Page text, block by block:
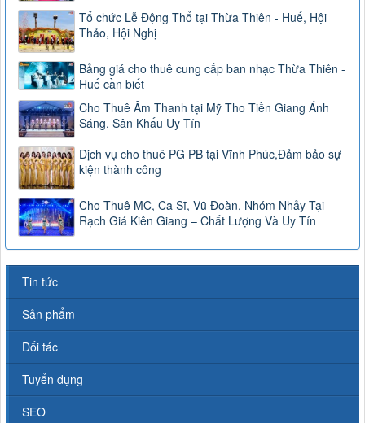
Tổ chức Lễ Động Thổ tại Thừa Thiên - Huế, Hội
Thảo, Hội Nghị
Bảng giá cho thuê cung cấp ban nhạc Thừa Thiên -
Huế cần biết
Cho Thuê Âm Thanh tại Mỹ Tho Tiền Giang Ánh
Sáng, Sân Khấu Uy Tín
Dịch vụ cho thuê PG PB tại Vĩnh Phúc,Đảm bảo sự
kiện thành công
Cho Thuê MC, Ca Sĩ, Vũ Đoàn, Nhóm Nhảy Tại
Rạch Giá Kiên Giang – Chất Lượng Và Uy Tín
Tin tức
Sản phẩm
Đối tác
Tuyển dụng
SEO